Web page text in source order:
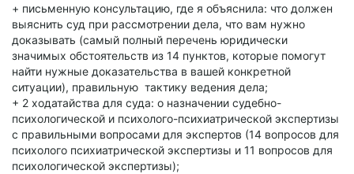
+ письменную консультацию, где я объяснила: что должен
выяснить суд при рассмотрении дела, что вам нужно
доказывать (самый полный перечень юридически
значимых обстоятельств из 14 пунктов, которые помогут
найти нужные доказательства в вашей конкретной
ситуации), правильную тактику ведения дела;
+ 2 ходатайства для суда: о назначении судебно-
психологической и психолого-психиатрической экспертизы
с правильными вопросами для экспертов (14 вопросов для
психолого психиатрической экспертизы и 11 вопросов для
психологической экспертизы);